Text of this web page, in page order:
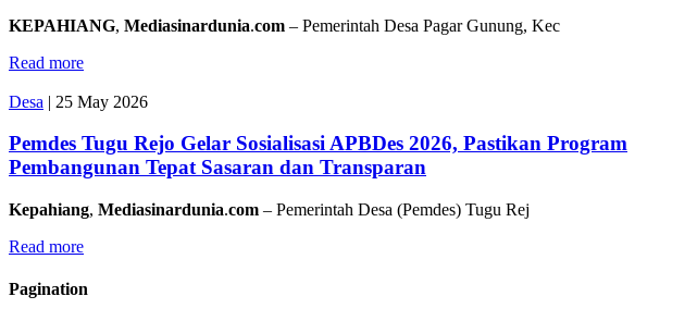
KEPAHIANG, Mediasinardunia.com – Pemerintah Desa Pagar Gunung, Kec
Read more
Desa | 25 May 2026
Pemdes Tugu Rejo Gelar Sosialisasi APBDes 2026, Pastikan Program
Pembangunan Tepat Sasaran dan Transparan
Kepahiang, Mediasinardunia.com – Pemerintah Desa (Pemdes) Tugu Rej
Read more
Pagination